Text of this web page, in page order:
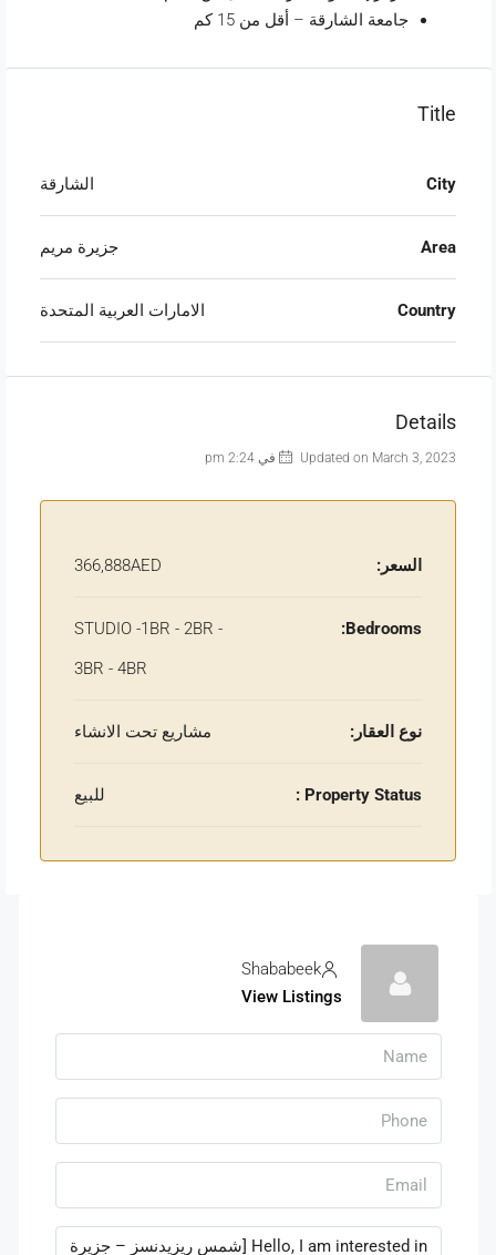
جامعة الشارقة – أقل من 15 كم
Title
City الشارقة
Area جزيرة مريم
Country الامارات العربية المتحدة
Details
Updated on March 3, 2023 في 2:24 pm
السعر: 366,888AED
Bedrooms:
STUDIO -1BR - 2BR -
3BR - 4BR
نوع العقار: مشاريع تحت الانشاء
Property Status : للبيع
Shababeek
View Listings